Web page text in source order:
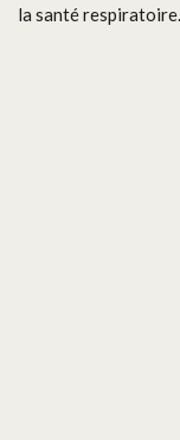
la santé respiratoire.